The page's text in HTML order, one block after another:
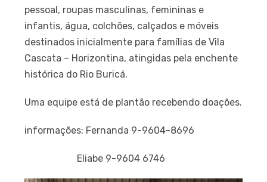
pessoal, roupas masculinas, femininas e
infantis, água, colchões, calçados e móveis
destinados inicialmente para famílias de Vila
Cascata – Horizontina, atingidas pela enchente
histórica do Rio Buricá.
Uma equipe está de plantão recebendo doações.
informações: Fernanda 9-9604-8696
Eliabe 9-9604 6746